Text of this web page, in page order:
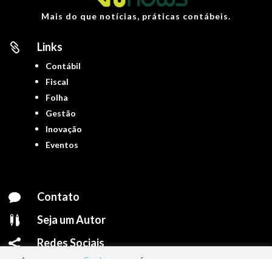
Mais do que notícias, práticas contábeis.
 Links
Contábil
Fiscal
Folha
Gestão
Inovação
Eventos
 Contato
 Seja um Autor
 Redes Sociais